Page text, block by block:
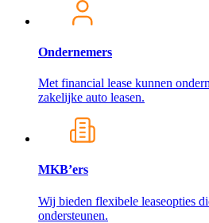
Ondernemers
Met financial lease kunnen
zakelijke auto leasen.
MKB’ers
Wij bieden flexibele leaseopties
ondersteunen.